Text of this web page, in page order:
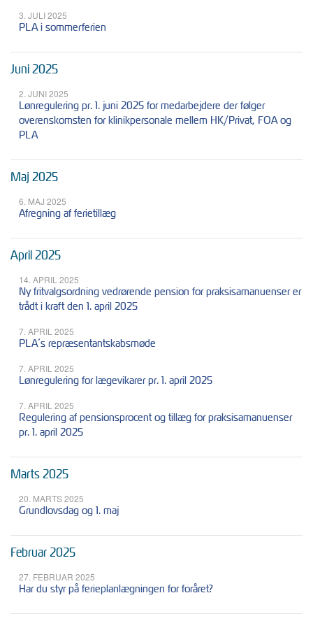
3. JULI 2025
PLA i sommerferien
Juni 2025
2. JUNI 2025
Lønregulering pr. 1. juni 2025 for medarbejdere der følger
overenskomsten for klinikpersonale mellem HK/Privat, FOA og
PLA
Maj 2025
6. MAJ 2025
Afregning af ferietillæg
April 2025
14. APRIL 2025
Ny fritvalgsordning vedrørende pension for praksisamanuenser er
trådt i kraft den 1. april 2025
7. APRIL 2025
PLA´s repræsentantskabsmøde
7. APRIL 2025
Lønregulering for lægevikarer pr. 1. april 2025
7. APRIL 2025
Regulering af pensionsprocent og tillæg for praksisamanuenser
pr. 1. april 2025
Marts 2025
20. MARTS 2025
Grundlovsdag og 1. maj
Februar 2025
27. FEBRUAR 2025
Har du styr på ferieplanlægningen for foråret?